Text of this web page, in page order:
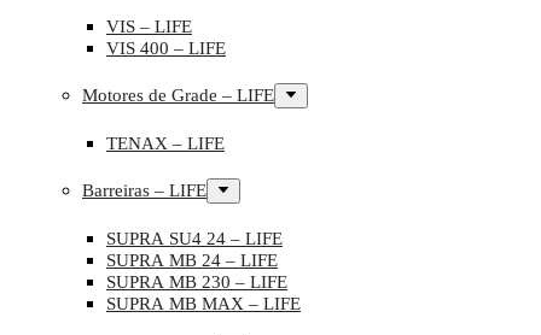
VIS – LIFE
VIS 400 – LIFE
Motores de Grade – LIFE
TENAX – LIFE
Barreiras – LIFE
SUPRA SU4 24 – LIFE
SUPRA MB 24 – LIFE
SUPRA MB 230 – LIFE
SUPRA MB MAX – LIFE